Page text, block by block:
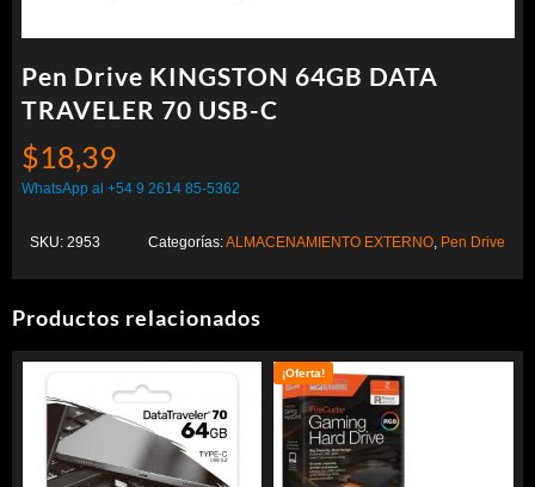
Pen Drive KINGSTON 64GB DATA
TRAVELER 70 USB-C
$18,39
WhatsApp al +54 9 2614 85-5362
SKU: 2953 Categorías:ALMACENAMIENTO EXTERNO, Pen Drive
Productos relacionados
¡Oferta!